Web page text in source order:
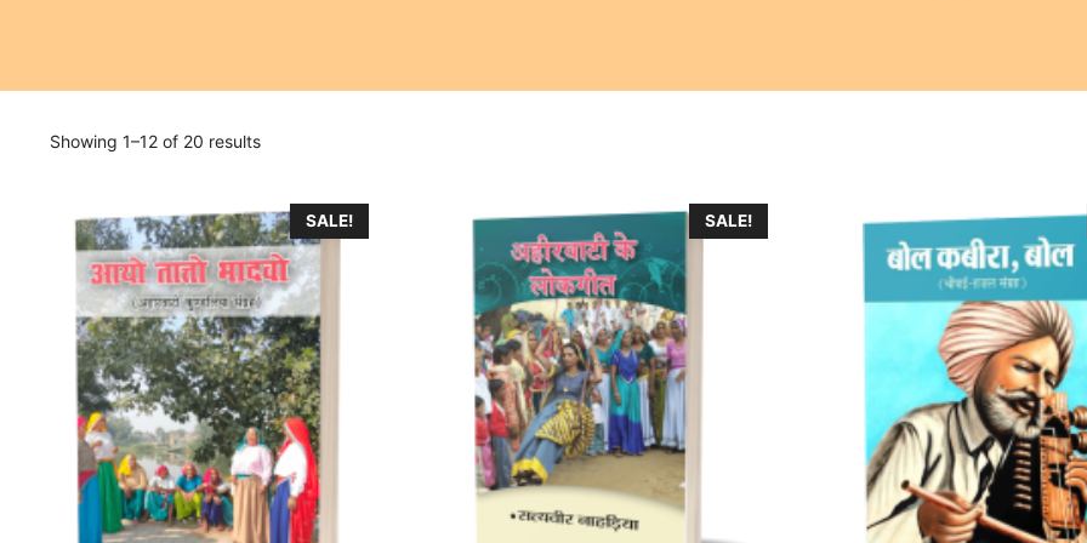
Showing 1–12 of 20 results
SALE! SALE!